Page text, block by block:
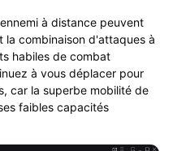
à distance peuvent
la combinaison d'attaques à
habiles de combat
à vous déplacer pour
car la superbe mobilité de
faibles capacités